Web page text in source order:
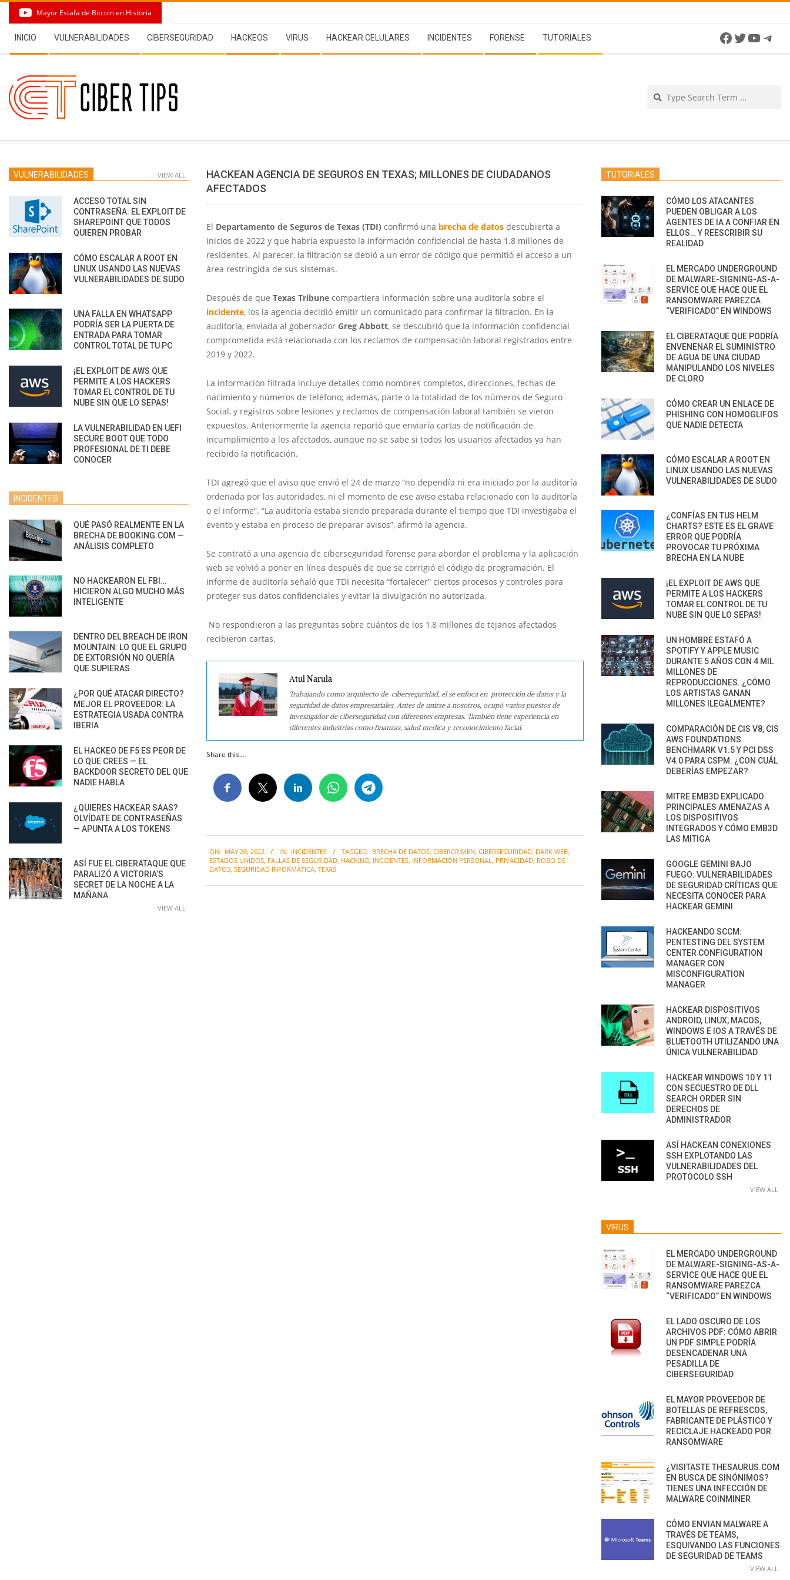
content
Mayor Estafa de Bitcoin en Historia
Navigation
Menu
INICIO VULNERABILIDADES CIBERSEGURIDAD HACKEOS VIRUS HACKEAR CELULARES INCIDENTES FORENSE TUTORIALES Facebook
Twitter
HACKEAN AGENCIA DE SEGUROS EN TEXAS; MILLONES DE CIUDADANOS
AFECTADOS
El Departamento de Seguros de Texas (TDI) confirmó una brecha de datos descubierta a
inicios de 2022 y que habría expuesto la información confidencial de hasta 1.8 millones de
residentes. Al parecer, la filtración se debió a un error de código que permitió el acceso a un
área restringida de sus sistemas.
Después de que Texas Tribune compartiera información sobre una auditoría sobre el
incidente, los la agencia decidió emitir un comunicado para confirmar la filtración. En la
auditoría, enviada al gobernador Greg Abbott, se descubrió que la información confidencial
comprometida está relacionada con los reclamos de compensación laboral registrados entre
2019 y 2022.
La información filtrada incluye detalles como nombres completos, direcciones, fechas de
nacimiento y números de teléfono; además, parte o la totalidad de los números de Seguro
Social, y registros sobre lesiones y reclamos de compensación laboral también se vieron
expuestos. Anteriormente la agencia reportó que enviaría cartas de notificación de
incumplimiento a los afectados, aunque no se sabe si todos los usuarios afectados ya han
recibido la notificación.
TDI agregó que el aviso que envió el 24 de marzo “no dependía ni era iniciado por la auditoría
ordenada por las autoridades, ni el momento de ese aviso estaba relacionado con la auditoría
o el informe”. “La auditoría estaba siendo preparada durante el tiempo que TDI investigaba el
evento y estaba en proceso de preparar avisos”, afirmó la agencia.
Se contrató a una agencia de ciberseguridad forense para abordar el problema y la aplicación
web se volvió a poner en línea después de que se corrigió el código de programación. El
informe de auditoría señaló que TDI necesita “fortalecer” ciertos procesos y controles para
proteger sus datos confidenciales y evitar la divulgación no autorizada.
No respondieron a las preguntas sobre cuántos de los 1,8 millones de tejanos afectados
recibieron cartas.
Atul Narula
Trabajando como arquitecto de ciberseguridad, el se enfoca en protección de datos y la
seguridad de datos empresariales. Antes de unirse a nosotros, ocupó varios puestos de
investigador de ciberseguridad con diferentes empresas. También tiene experiencia en
diferentes industrias como finanzas, salud medica y reconocimiento facial.
Share this...
05-
20
ON: MAY 20, 2022 IN: INCIDENTES TAGGED: BRECHA DE DATOS, CIBERCRIMEN, CIBERSEGURIDAD, DARK WEB,
ESTADOS UNIDOS, FALLAS DE SEGURIDAD, HACKING, INCIDENTES, INFORMACIÓN PERSONAL, PRIVACIDAD, ROBO DE
DATOS, SEGURIDAD INFORMÁTICA, TEXAS
VULNERABILIDADES VIEW ALL
ACCESO TOTAL SIN
CONTRASEÑA: EL EXPLOIT DE
SHAREPOINT QUE TODOS
QUIEREN PROBAR
CÓMO ESCALAR A ROOT EN
LINUX USANDO LAS NUEVAS
VULNERABILIDADES DE SUDO
UNA FALLA EN WHATSAPP
PODRÍA SER LA PUERTA DE
ENTRADA PARA TOMAR
CONTROL TOTAL DE TU PC
¡EL EXPLOIT DE AWS QUE
PERMITE A LOS HACKERS
TOMAR EL CONTROL DE TU
NUBE SIN QUE LO SEPAS!
LA VULNERABILIDAD EN UEFI
SECURE BOOT QUE TODO
PROFESIONAL DE TI DEBE
CONOCER
INCIDENTES
QUÉ PASÓ REALMENTE EN LA
BRECHA DE BOOKING.COM —
ANÁLISIS COMPLETO
NO HACKEARON EL FBI…
HICIERON ALGO MUCHO MÁS
INTELIGENTE
DENTRO DEL BREACH DE IRON
MOUNTAIN: LO QUE EL GRUPO
DE EXTORSIÓN NO QUERÍA
QUE SUPIERAS
¿POR QUÉ ATACAR DIRECTO?
MEJOR EL PROVEEDOR: LA
ESTRATEGIA USADA CONTRA
IBERIA
EL HACKEO DE F5 ES PEOR DE
LO QUE CREES — EL
BACKDOOR SECRETO DEL QUE
NADIE HABLA
¿QUIERES HACKEAR SAAS?
OLVÍDATE DE CONTRASEÑAS
— APUNTA A LOS TOKENS
ASÍ FUE EL CIBERATAQUE QUE
PARALIZÓ A VICTORIA’S
SECRET DE LA NOCHE A LA
MAÑANA
VIEW ALL
TUTORIALES
CÓMO LOS ATACANTES
PUEDEN OBLIGAR A LOS
AGENTES DE IA A CONFIAR EN
ELLOS… Y REESCRIBIR SU
REALIDAD
EL MERCADO UNDERGROUND
DE MALWARE-SIGNING-AS-A-
SERVICE QUE HACE QUE EL
RANSOMWARE PAREZCA
“VERIFICADO” EN WINDOWS
EL CIBERATAQUE QUE PODRÍA
ENVENENAR EL SUMINISTRO
DE AGUA DE UNA CIUDAD
MANIPULANDO LOS NIVELES
DE CLORO
CÓMO CREAR UN ENLACE DE
PHISHING CON HOMOGLIFOS
QUE NADIE DETECTA
CÓMO ESCALAR A ROOT EN
LINUX USANDO LAS NUEVAS
VULNERABILIDADES DE SUDO
¿CONFÍAS EN TUS HELM
CHARTS? ESTE ES EL GRAVE
ERROR QUE PODRÍA
PROVOCAR TU PRÓXIMA
BRECHA EN LA NUBE
¡EL EXPLOIT DE AWS QUE
PERMITE A LOS HACKERS
TOMAR EL CONTROL DE TU
NUBE SIN QUE LO SEPAS!
UN HOMBRE ESTAFÓ A
SPOTIFY Y APPLE MUSIC
DURANTE 5 AÑOS CON 4 MIL
MILLONES DE
REPRODUCCIONES. ¿CÓMO
LOS ARTISTAS GANAN
MILLONES ILEGALMENTE?
COMPARACIÓN DE CIS V8, CIS
AWS FOUNDATIONS
BENCHMARK V1.5 Y PCI DSS
V4.0 PARA CSPM. ¿CON CUÁL
DEBERÍAS EMPEZAR?
MITRE EMB3D EXPLICADO:
PRINCIPALES AMENAZAS A
LOS DISPOSITIVOS
INTEGRADOS Y CÓMO EMB3D
LAS MITIGA
GOOGLE GEMINI BAJO
FUEGO: VULNERABILIDADES
DE SEGURIDAD CRÍTICAS QUE
NECESITA CONOCER PARA
HACKEAR GEMINI
HACKEANDO SCCM:
PENTESTING DEL SYSTEM
CENTER CONFIGURATION
MANAGER CON
MISCONFIGURATION
MANAGER
HACKEAR DISPOSITIVOS
ANDROID, LINUX, MACOS,
WINDOWS E IOS A TRAVÉS DE
BLUETOOTH UTILIZANDO UNA
ÚNICA VULNERABILIDAD
HACKEAR WINDOWS 10 Y 11
CON SECUESTRO DE DLL
SEARCH ORDER SIN
DERECHOS DE
ADMINISTRADOR
ASÍ HACKEAN CONEXIONES
SSH EXPLOTANDO LAS
VULNERABILIDADES DEL
PROTOCOLO SSH
VIEW ALL
VIRUS
EL MERCADO UNDERGROUND
DE MALWARE-SIGNING-AS-A-
SERVICE QUE HACE QUE EL
RANSOMWARE PAREZCA
“VERIFICADO” EN WINDOWS
EL LADO OSCURO DE LOS
ARCHIVOS PDF: CÓMO ABRIR
UN PDF SIMPLE PODRÍA
DESENCADENAR UNA
PESADILLA DE
CIBERSEGURIDAD
EL MAYOR PROVEEDOR DE
BOTELLAS DE REFRESCOS,
FABRICANTE DE PLÁSTICO Y
RECICLAJE HACKEADO POR
RANSOMWARE
¿VISITASTE THESAURUS.COM
EN BUSCA DE SINÓNIMOS?
TIENES UNA INFECCIÓN DE
MALWARE COINMINER
CÓMO ENVIAN MALWARE A
TRAVÉS DE TEAMS,
ESQUIVANDO LAS FUNCIONES
DE SEGURIDAD DE TEAMS
VIEW ALL